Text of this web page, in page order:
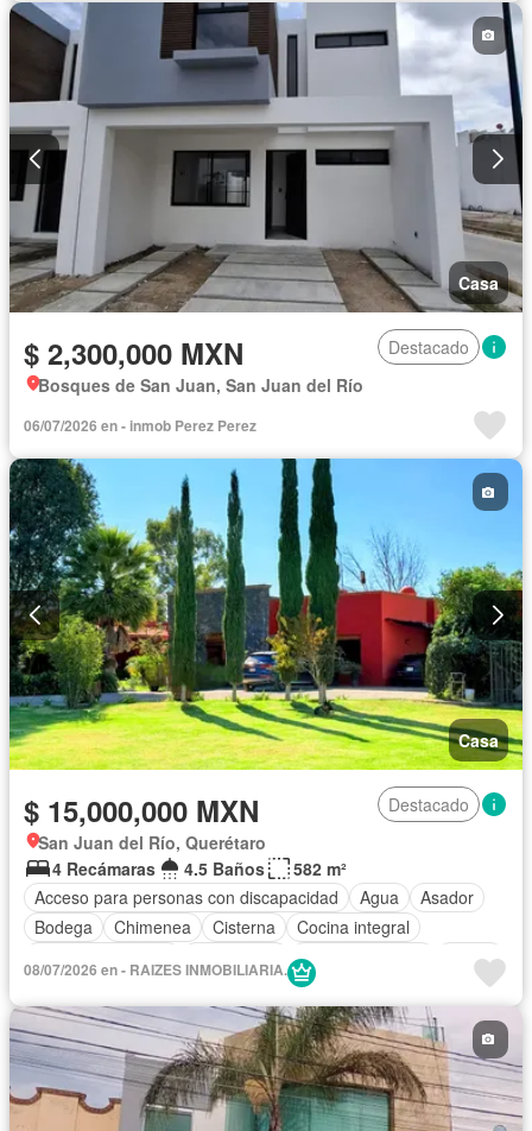
Casa
$ 2,300,000 MXN
Destacado
Bosques de San Juan, San Juan del Río
06/07/2026 en - inmob Perez Perez
Casa
$ 15,000,000 MXN
Destacado
San Juan del Río, Querétaro
4 Recámaras
4.5 Baños
582 m²
Acceso para personas con discapacidad
Agua
Asador
Bodega
Chimenea Cisterna
Cocina integral
Estacionamiento
Jardín
Zonas verdes
08/07/2026 en - RAIZES INMOBILIARIA.